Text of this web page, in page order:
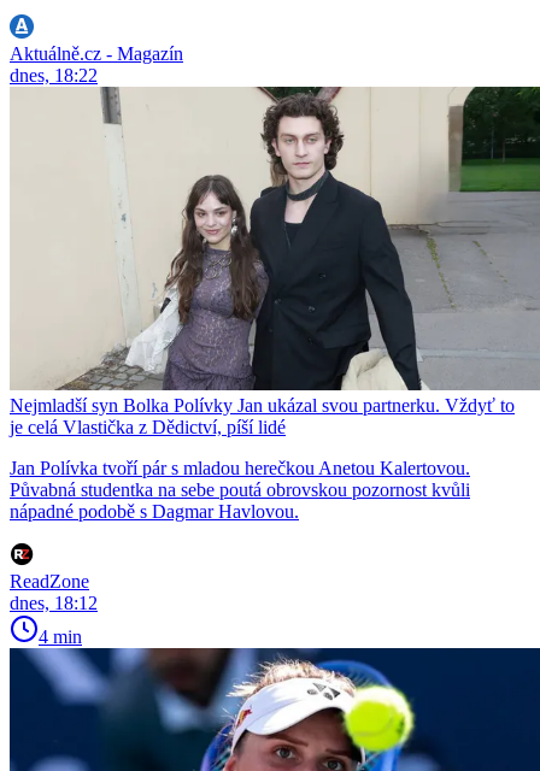
Aktuálně.cz - Magazín
dnes, 18:22
Nejmladší syn Bolka Polívky Jan ukázal svou partnerku. Vždyť to
je celá Vlastička z Dědictví, píší lidé
Jan Polívka tvoří pár s mladou herečkou Anetou Kalertovou.
Půvabná studentka na sebe poutá obrovskou pozornost kvůli
nápadné podobě s Dagmar Havlovou.
ReadZone
dnes, 18:12
4 min